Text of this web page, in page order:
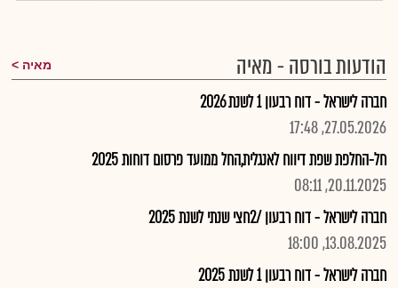
הודעות בורסה - מאיה מאיה
חברה לישראל - דוח רבעון 1 לשנת 2026
27.05.2026, 17:48
חל-החלפת שפת דיווח לאנגלית,החל ממועד פרסום דוחות 2025
20.11.2025, 08:11
חברה לישראל - דוח רבעון /2חצי שנתי לשנת 2025
13.08.2025, 18:00
חברה לישראל - דוח רבעון 1 לשנת 2025